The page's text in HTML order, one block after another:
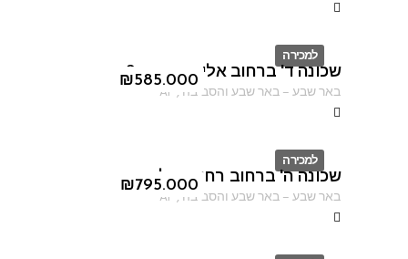
למכירה
ID
₪585.000
שכונה ד' ברחוב אליהו הנביא 2
באר שבע–באר שבע והסביבה ,
AF
למכירה
ID
₪795.000
שכונה ה' ברחוב רחוב מילוס
באר שבע–באר שבע והסביבה ,
AF